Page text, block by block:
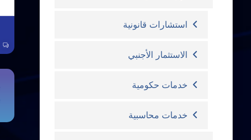
استشارات قانونية
الاستثمار الأجنبي
خدمات حكومية
خدمات محاسبية